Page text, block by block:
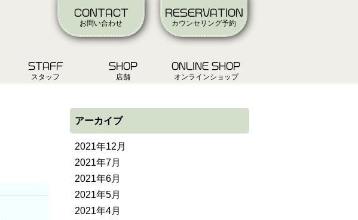
CONTACT
お問い合わせ
RESERVATION
カウンセリング予約
STAFF
スタッフ
SHOP
店舗
ONLINE SHOP
オンラインショップ
アーカイブ
2021年12月
2021年7月
2021年6月
2021年5月
2021年4月